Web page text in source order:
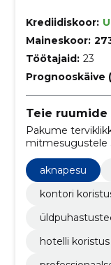
Krediidiskoor:
Maineskoor:
Töötajaid: 23
Prognooskäive
Teie ruumide
Pakume
mitmesugustele
laod, hotellid ja
aknapesu
kontori
hotelli koristus